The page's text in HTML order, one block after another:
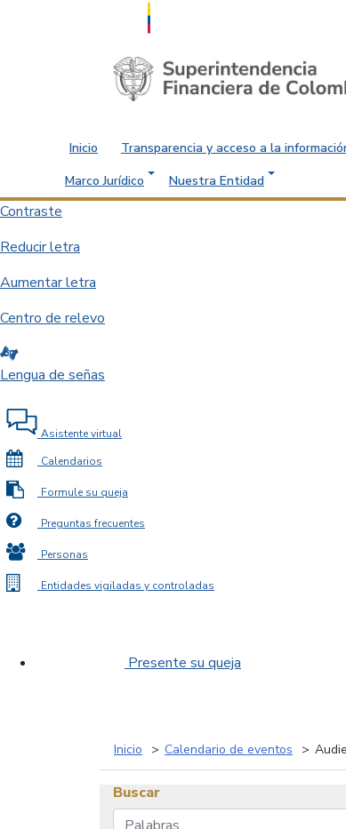
Saltar al contenido principal
Inicio Transparencia y acceso a la
Marco Jurídico
Nuestra Entidad
Contraste
Reducir letra
Aumentar letra
Centro de relevo
Lengua de señas
Asistente virtual
Calendarios
Formule su queja
Preguntas frecuentes
Personas
Entidades vigiladas y controladas
Presente su queja
Inicio Calendario de eventos
Buscar
Buscar